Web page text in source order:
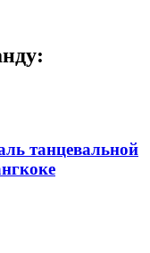
танцевальной